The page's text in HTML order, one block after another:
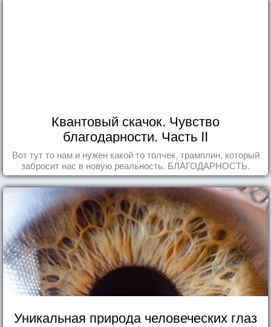
Квантовый скачок. Чувство
благодарности. Часть II
Вот тут то нам и нужен какой то толчек, трамплин, который
забросит нас в новую реальность. БЛАГОДАРНОСТЬ.
Уникальная природа человеческих глаз